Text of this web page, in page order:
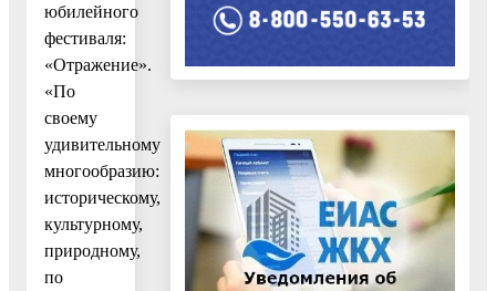
юбилейного
фестиваля:
«Отражение».
«По
своему
удивительному
многообразию:
историческому,
культурному,
природному,
по